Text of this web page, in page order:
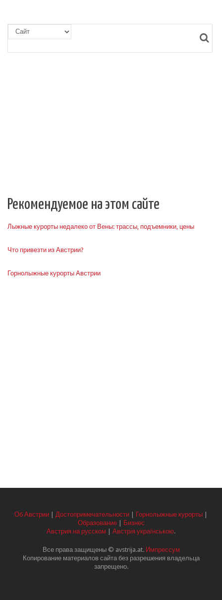
Рекомендуемое на этом сайте
Лыжные курорты недалеко от Вены: трассы, подъемники, цены
Что привезти из Австрии?
Горнолыжные курорты Австрии
Об Австрии Достопримечательности Горнолыжные курорты
Образование|
Бизнес
Австрия на русском
Австрія українською.
Все права защищены © avstrija.at. Импрессум
Копирование материалов сайта без разрешения владельца
запрещено.